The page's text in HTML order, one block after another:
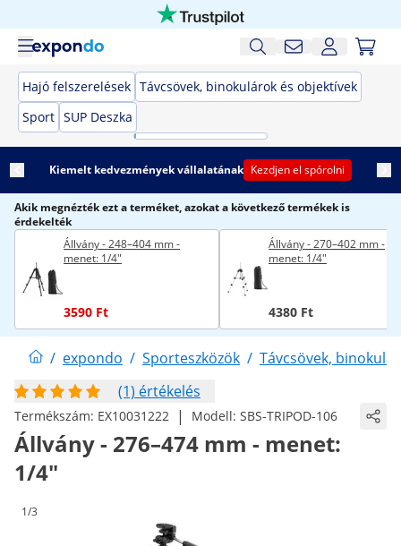
Hajó felszerelések Távcsövek, binokulárok és objektívek
Sport SUP Deszka
Kiemelt kedvezmények vállalatának Kezdjen el spórolni
Akik megnézték ezt a terméket, azokat a következő termékek is
érdekelték
Állvány - 248–404 mm -
menet: 1/4"
3590 Ft
Állvány - 270–402 mm -
menet: 1/4"
4380 Ft
/ expondo / Sporteszközök / Távcsövek,
(1) értékelés
Termékszám: EX10031222 | Modell: SBS-TRIPOD-106
Állvány - 276–474 mm - menet:
1/4"
1/3